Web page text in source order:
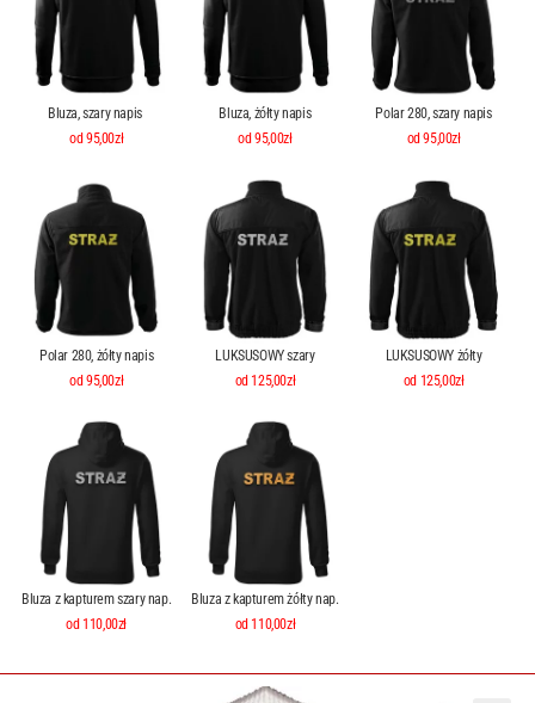
Bluza, szary napis
od 95,00zł
Bluza, żółty napis
od 95,00zł
Polar 280, szary napis
od 95,00zł
Polar 280, żółty napis
od 95,00zł
LUKSUSOWY szary
od 125,00zł
LUKSUSOWY żółty
od 125,00zł
Bluza z kapturem szary nap.
od 110,00zł
Bluza z kapturem żółty nap.
od 110,00zł